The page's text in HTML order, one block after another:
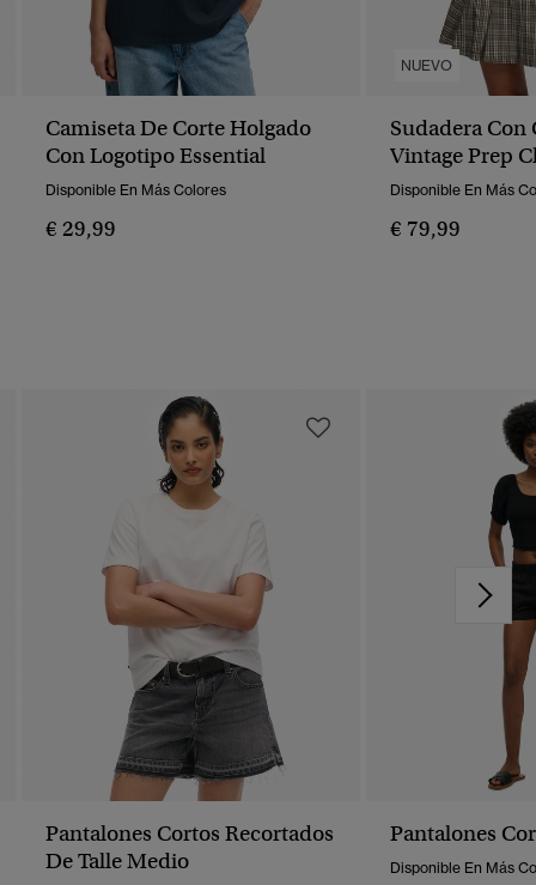
Camiseta De Corte Holgado
Con Logotipo Essential
Disponible En Más Colores
€ 29,99
NUEVO
Sudadera Con
Vintage Prep
Relajado
Disponible En Más
€ 79,99
Pantalones Cortos Recortados
De Talle Medio
Pantalones
Disponible En Más